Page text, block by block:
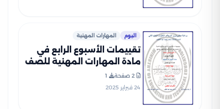
اليوم المهارات المهنية
تقييمات الأسبوع الرابع في
مادة المهارات المهنية للصف
الرابع الإبتدائي الترم الثاني
2025 بصيغة PDF
2 صفحة
1
24 فبراير 2025